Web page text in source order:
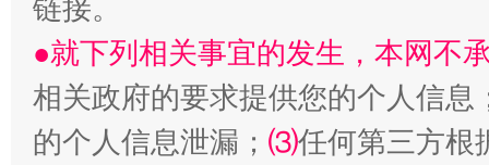
链接。
●就下列相关事宜的发生，本网不
相关政府的要求提供您的个人信息
的个人信息泄漏； ⑶任何第三方根